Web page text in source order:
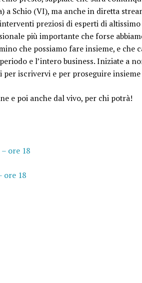
a Schio (VI), ma anche in diretta
preziosi di esperti di
più importante che forse
che possiamo fare insieme, e che
e l’intero business. Iniziate a
iscrivervi e per proseguire
e poi anche dal vivo, per chi potrà!
ore 18
ore 18